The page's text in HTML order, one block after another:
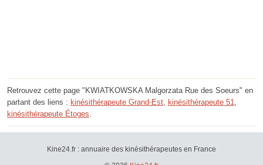
Retrouvez cette page "KWIATKOWSKA Malgorzata Rue des Soeurs" en
partant des liens : kinésithérapeute Grand-Est kinésithérapeute 51
kinésithérapeute Étoges
Kine24.fr : annuaire des kinésithérapeutes en France